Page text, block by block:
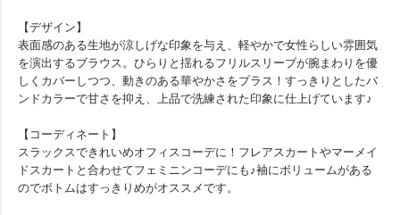
【デザイン】
表面感のある生地が涼しげな印象を与え、軽やかで女性らしい雰囲気
を演出するブラウス。ひらりと揺れるフリルスリーブが腕まわりを優
しくカバーしつつ、動きのある華やかさをプラス！すっきりとしたバ
ンドカラーで甘さを抑え、上品で洗練された印象に仕上げています♪
【コーディネート】
スラックスできれいめオフィスコーデに！フレアスカートやマーメイ
ドスカートと合わせてフェミニンコーデにも♪袖にボリュームがある
のでボトムはすっきりめがオススメです。